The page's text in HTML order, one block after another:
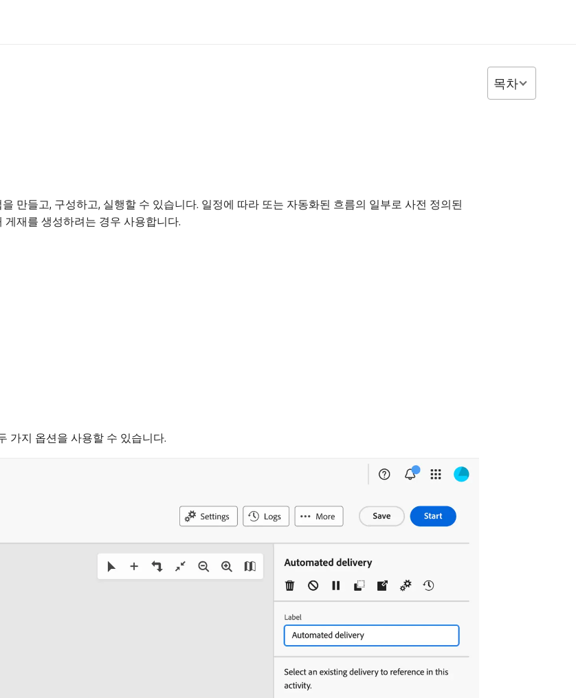
만들고, 구성하고, 실행할 수 있습니다. 일정에 따라 또는 자동화된 흐름의 일부로 사전 정의된
재를 생성하려는 경우 사용합니다.
가지 옵션을 사용할 수 있습니다.
목차